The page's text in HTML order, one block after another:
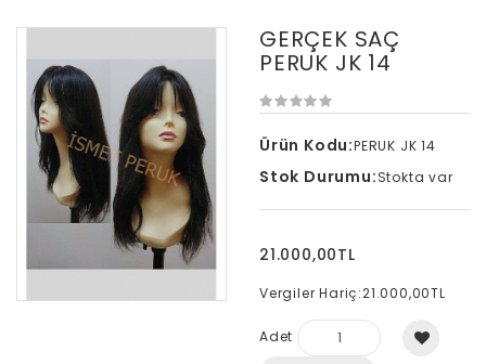
GERÇEK SAÇ
PERUK JK 14
Ürün Kodu:PERUK JK 14
Stok Durumu:Stokta var
21.000,00TL
Vergiler Hariç:21.000,00TL
Adet